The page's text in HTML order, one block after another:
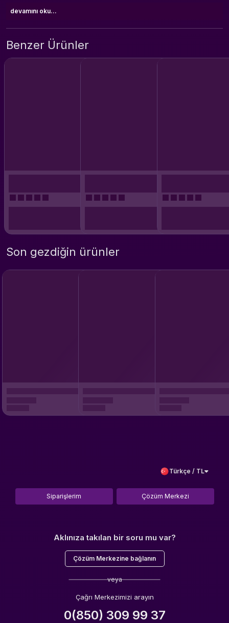
devamını oku...
Benzer Ürünler
Son gezdiğin ürünler
Türkçe / TL
Siparişlerim Çözüm Merkezi
Aklınıza takılan bir soru mu var?
Çözüm Merkezine bağlanın
veya
Çağrı Merkezimizi arayın
0(850) 309 99 37